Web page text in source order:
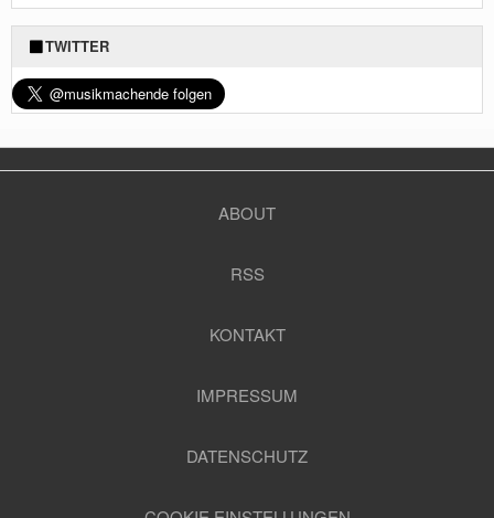
TWITTER
ABOUT
RSS
KONTAKT
IMPRESSUM
DATENSCHUTZ